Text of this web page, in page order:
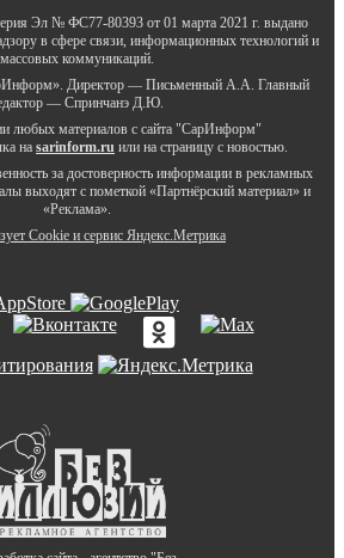
Эл № ФС77-80393 от 01 марта 2021 г. выдано
в сфере связи, информационных технологий и
массовых коммуникаций.
Директор — Письменный А.А. Главный
— Спринчанэ Д.Ю.
любых материалов с сайта "СарИнформ"
на sarinform.ru или на страницу с новостью.
за достоверность информации в рекламных
выходят с пометкой «Партнёрский материал» и
«Реклама».
Cookie и сервиc Яндекс.Метрика